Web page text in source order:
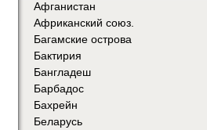
Афганистан
Африканский союз.
Багамские острова
Бактирия
Бангладеш
Барбадос
Бахрейн
Беларусь